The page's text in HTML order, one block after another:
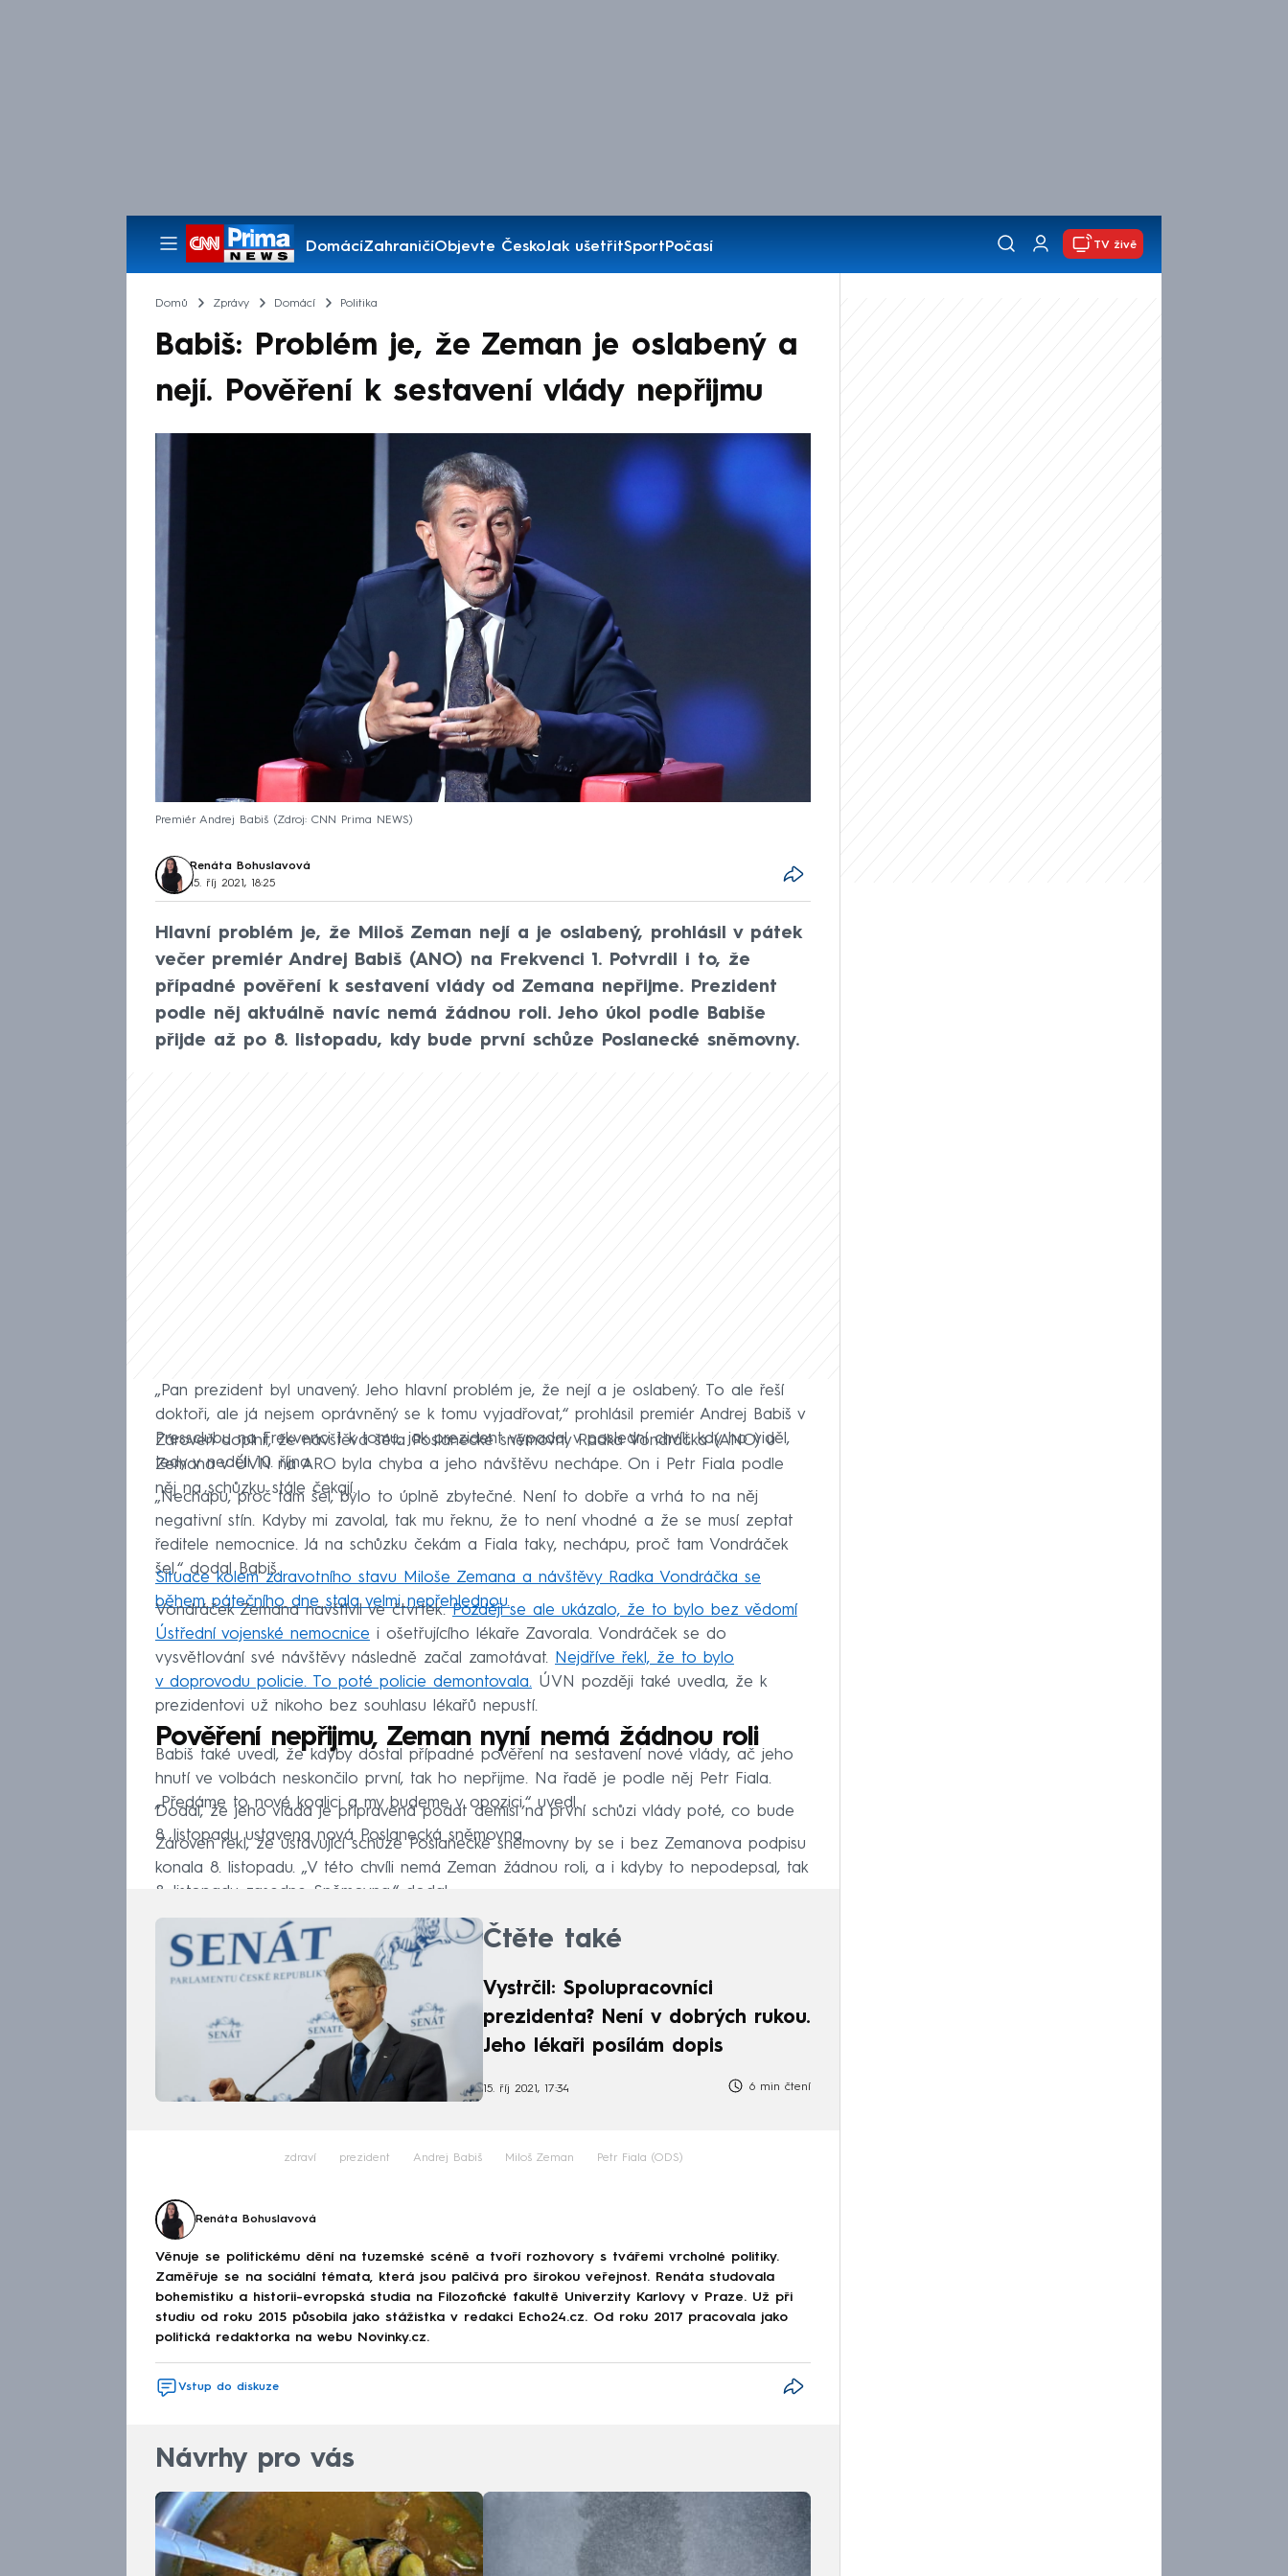
DomácíZahraničíObjevte ČeskoJak ušetřitSportPočasí
Pořady
TV živě
Domů Zprávy Domácí Politika
Babiš: Problém je, že Zeman je oslabený a
nejí. Pověření k sestavení vlády nepřijmu
Premiér Andrej Babiš Zdroj: CNN Prima NEWS
Renáta Bohuslavová
15. říj 2021, 18:25
Hlavní problém je, že Miloš Zeman nejí a je oslabený, prohlásil v pátek
večer premiér Andrej Babiš (ANO) na Frekvenci 1. Potvrdil i to, že
případné pověření k sestavení vlády od Zemana nepřijme. Prezident
podle něj aktuálně navíc nemá žádnou roli. Jeho úkol podle Babiše
přijde až po 8. listopadu, kdy bude první schůze Poslanecké sněmovny.
„Pan prezident byl unavený. Jeho hlavní problém je, že nejí a je oslabený. To ale řeší
doktoři, ale já nejsem oprávněný se k tomu vyjadřovat,“ prohlásil premiér Andrej Babiš v
Pressclubu na Frekvenci 1 k tomu, jak prezident vypadal v poslední chvíli, kdy ho viděl,
tedy v neděli 10. října.
Zároveň doplnil, že návštěva šéfa Poslanecké sněmovny Radka Vondráčka (ANO) u
Zemana v ÚVN na ARO byla chyba a jeho návštěvu nechápe. On i Petr Fiala podle
něj na schůzku stále čekají.
„Nechápu, proč tam šel, bylo to úplně zbytečné. Není to dobře a vrhá to na něj
negativní stín. Kdyby mi zavolal, tak mu řeknu, že to není vhodné a že se musí zeptat
ředitele nemocnice. Já na schůzku čekám a Fiala taky, nechápu, proč tam Vondráček
šel,“ dodal Babiš.
Situace kolem zdravotního stavu Miloše Zemana a návštěvy Radka Vondráčka se
během pátečního dne stala velmi nepřehlednou.
Vondráček Zemana navštívil ve čtvrtek.Později se ale ukázalo, že to bylo bez vědomí
Ústřední vojenské nemocnice i ošetřujícího lékaře Zavorala. Vondráček se do
vysvětlování své návštěvy následně začal zamotávat. Nejdříve řekl, že to bylo
v doprovodu policie. To poté policie demontovala. ÚVN později také uvedla, že k
prezidentovi už nikoho bez souhlasu lékařů nepustí.
Pověření nepřijmu, Zeman nyní nemá žádnou roli
Babiš také uvedl, že kdyby dostal případné pověření na sestavení nové vlády, ač jeho
hnutí ve volbách neskončilo první, tak ho nepřijme. Na řadě je podle něj Petr Fiala.
„Předáme to nové koalici a my budeme v opozici,“ uvedl.
Dodal, že jeho vláda je připravená podat demisi na první schůzi vlády poté, co bude
8. listopadu ustavena nová Poslanecká sněmovna.
Zároveň řekl, že ustavující schůze Poslanecké sněmovny by se i bez Zemanova podpisu
konala 8. listopadu. „V této chvíli nemá Zeman žádnou roli, a i kdyby to nepodepsal, tak
8. listopadu zasedne Sněmovna,“ dodal.
Čtěte také
Vystrčil: Spolupracovníci
prezidenta? Není v dobrých rukou.
Jeho lékaři posílám dopis
15. říj 2021, 17:34 6 min čtení
zdraví prezident Andrej Babiš Miloš Zeman Petr Fiala (ODS)
Renáta Bohuslavová
Věnuje se politickému dění na tuzemské scéně a tvoří rozhovory s tvářemi vrcholné politiky.
Zaměřuje se na sociální témata, která jsou palčivá pro širokou veřejnost. Renáta studovala
bohemistiku a historii-evropská studia na Filozofické fakultě Univerzity Karlovy v Praze. Už při
studiu od roku 2015 působila jako stážistka v redakci Echo24.cz. Od roku 2017 pracovala jako
politická redaktorka na webu Novinky.cz.
Vstup do diskuze
Návrhy pro vás